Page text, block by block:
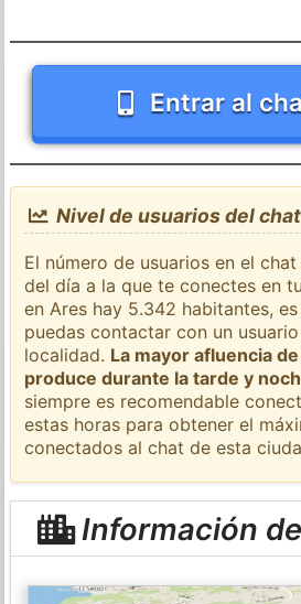
Entrar al
Nivel de usuarios del
El número de usuarios en el
del día a la que te conectes en
en Ares hay 5.342 habitantes,
puedas contactar con un
localidad. La mayor afluencia
produce durante la tarde y
siempre es recomendable
estas horas para obtener el
conectados al chat de esta
Información